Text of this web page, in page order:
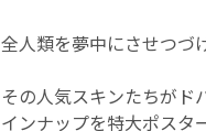
全人類を夢中にさせつづ
その人気スキンたちが
インナップを特大ポスタ